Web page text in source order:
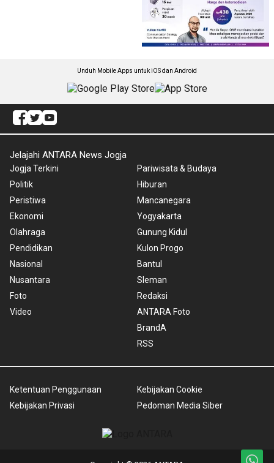
Unduh Mobile Apps untuk iOS dan Android
Jelajahi ANTARA News Jogja
Jogja Terkini
Politik
Peristiwa
Ekonomi
Olahraga
Pendidikan
Nasional
Nusantara
Foto
Video
Pariwisata & Budaya
Hiburan
Mancanegara
Yogyakarta
Gunung Kidul
Kulon Progo
Bantul
Sleman
Redaksi
ANTARA Foto
BrandA
RSS
Ketentuan Penggunaan
Kebijakan Privasi
Kebijakan Cookie
Pedoman Media Siber